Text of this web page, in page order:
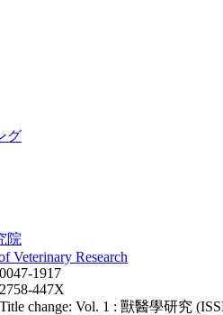
グ
院
Veterinary Research
0047-1917
2758-447X
Title change: Vol. 1 : 獸醫學研究